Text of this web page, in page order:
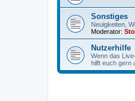
Sonstiges
Neuigkeiten,
Moderator:
Nutzerhilfe
Wenn das
hilft euch gern